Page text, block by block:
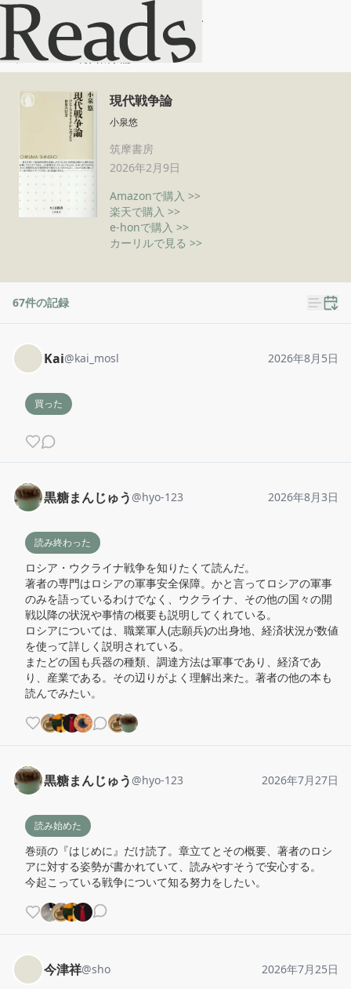
現代戦争論
ホーム 現代戦争論
現代戦争論
小泉悠
筑摩書房
2026年2月9日
Amazonで購入 >>
楽天で購入 >>
e-honで購入 >>
カーリルで見る >>
67件の記録
Kai@kai_mosl 2026年8月5日
買った
黒糖まんじゅう @hyo-123 2026年8月3日
読み終わった
ロシア・ウクライナ戦争を知りたくて読んだ。
著者の専門はロシアの軍事安全保障。かと言ってロシアの軍事
のみを語っているわけでなく、ウクライナ、その他の国々の開
戦以降の状況や事情の概要も説明してくれている。
ロシアについては、職業軍人(志願兵)の出身地、経済状況が数値
を使って詳しく説明されている。
またどの国も兵器の種類、調達方法は軍事であり、経済であ
り、産業である。その辺りがよく理解出来た。著者の他の本も
読んでみたい。
黒糖まんじゅう @hyo-123 2026年7月27日
読み始めた
巻頭の『はじめに』だけ読了。章立てとその概要、著者のロシ
アに対する姿勢が書かれていて、読みやすそうで安心する。
今起こっている戦争について知る努力をしたい。
今津祥@sho 2026年7月25日